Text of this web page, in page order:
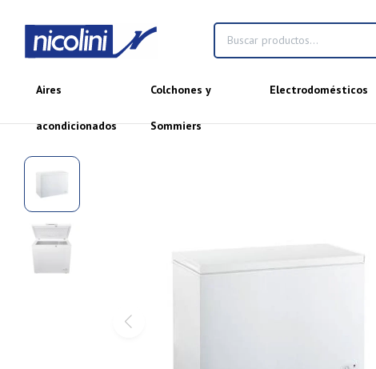
Aires
acondicionados
Colchones y
Sommiers
Electrodomésticos